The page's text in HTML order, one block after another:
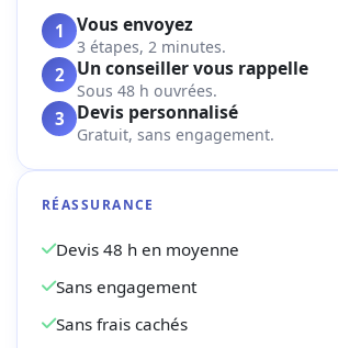
1 Vous envoyez
3 étapes, 2 minutes.
2 Un conseiller vous rappelle
Sous 48 h ouvrées.
3 Devis personnalisé
Gratuit, sans engagement.
RÉASSURANCE
Devis 48 h en moyenne
Sans engagement
Sans frais cachés